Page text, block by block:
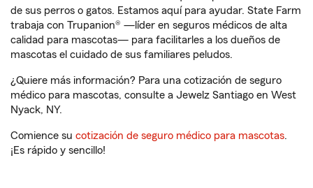
de sus perros o gatos. Estamos aquí para ayudar. State Farm
trabaja con Trupanion® —líder en seguros médicos de alta
calidad para mascotas— para facilitarles a los dueños de
mascotas el cuidado de sus familiares peludos.
¿Quiere más información? Para una cotización de seguro
médico para mascotas, consulte a Jewelz Santiago en West
Nyack, NY.
Comience su cotización de seguro médico para mascotas.
¡Es rápido y sencillo!